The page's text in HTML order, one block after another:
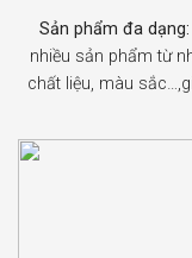
Sản phẩm đa dạng:
nhiều sản phẩm từ
chất liệu, màu